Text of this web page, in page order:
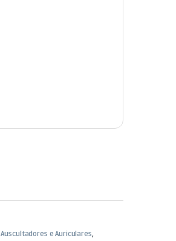
Auscultadores e Auriculares,